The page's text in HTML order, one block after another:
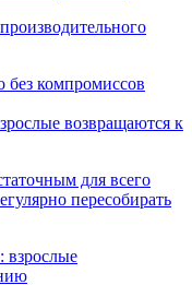
возвращаются к
для всего
пересобирать